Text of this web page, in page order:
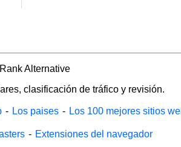
Alternative
clasificación de tráfico y revisión.
- Los paises - Los 100 mejores sitios
- Extensiones del navegador